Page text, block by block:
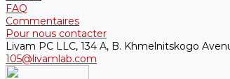
FAQ
Commentaires
Pour nous contacter
Livam PC LLC, 134 A, B. Khmelnitskogo
105@livamlab.com